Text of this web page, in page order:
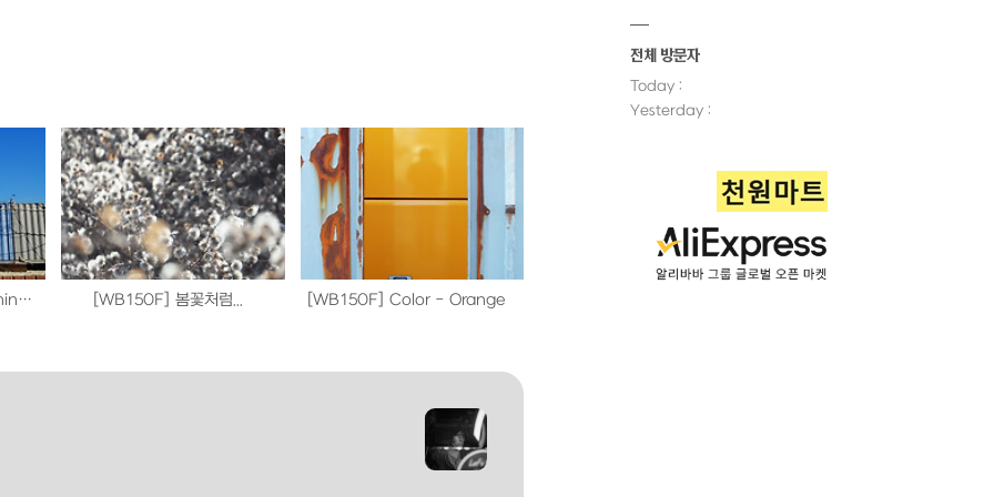
[WB150F] Color - Morning Blue [WB150F] 봄꽃처럼... [WB150F] Color - Orange
전체 방문자
Today :
Yesterday :